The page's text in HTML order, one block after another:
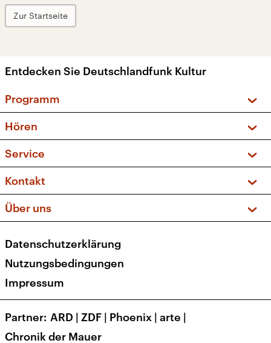
Zur Startseite
Entdecken Sie Deutschlandfunk Kultur
Programm
Sendungen und Podcasts
Musikliste
Kakadu – Das Kinderprogramm
Hören
Frequenzen (UKW + DAB+)
Service
FAQ
Apps
Newsletter
Kontakt
Social Media
Über uns
Presse
Karriere
Transparenz
Datenschutzerklärung
Nutzungsbedingungen
Impressum
Partner ARD | ZDF | Phoenix | arte |
Chronik der Mauer